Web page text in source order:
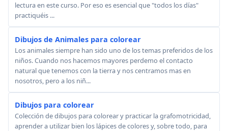
lectura en este curso. Por eso es esencial que "todos los días"
practiquéis ...
Dibujos de Animales para colorear
Los animales siempre han sido uno de los temas preferidos de los
niños. Cuando nos hacemos mayores perdemo el contacto
natural que tenemos con la tierra y nos centramos mas en
nosotros, pero a los niñ...
Dibujos para colorear
Colección de dibujos para colorear y practicar la grafomotricidad,
aprender a utilizar bien los lápices de colores y, sobre todo, para